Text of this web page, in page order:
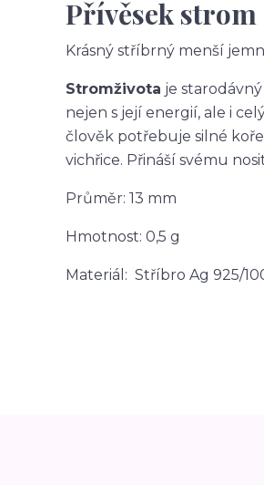
Přívěsek
Krásný stříbrný menší
Stromživota je
nejen s její energií, ale i
člověk potřebuje silné
vichřice. Přináší svému
Průměr: 13 mm
Hmotnost: 0,5 g
Materiál: Stříbro Ag 925/